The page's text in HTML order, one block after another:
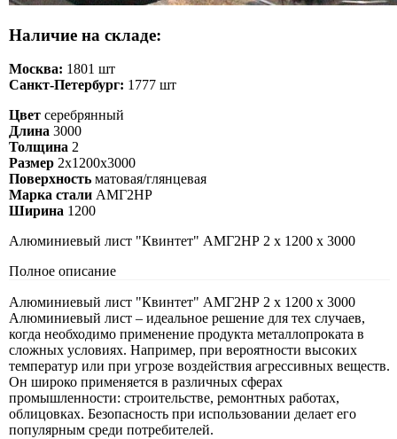
Наличие на складе:
Москва: 1801 шт
Санкт-Петербург: 1777 шт
Цвет серебрянный
Длина 3000
Толщина 2
Размер 2х1200х3000
Поверхность матовая/глянцевая
Марка стали АМГ2НР
Ширина 1200
Алюминиевый лист "Квинтет" АМГ2НР 2 х 1200 х 3000
Полное описание
Алюминиевый лист "Квинтет" АМГ2НР 2 х 1200 х 3000
Алюминиевый лист – идеальное решение для тех случаев,
когда необходимо применение продукта металлопроката в
сложных условиях. Например, при вероятности высоких
температур или при угрозе воздействия агрессивных веществ.
Он широко применяется в различных сферах
промышленности: строительстве, ремонтных работах,
облицовках. Безопасность при использовании делает его
популярным среди потребителей.